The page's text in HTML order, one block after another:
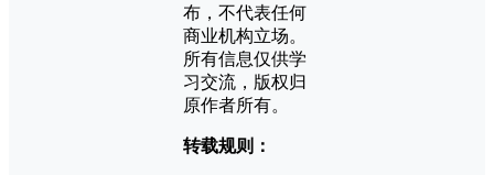
布，不代表任何
商业机构立场。
所有信息仅供学
习交流，版权归
原作者所有。
转载规则：